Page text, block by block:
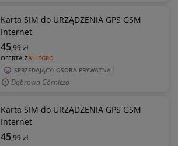
Karta SIM do URZĄDZENIA GPS GSM
Internet
OFERTA ZALLEGRO
45,99zł
SPRZEDAJĄCY: OSOBA PRYWATNA
Dąbrowa Górnicza
Karta SIM do URZĄDZENIA GPS GSM
Internet
45,99zł